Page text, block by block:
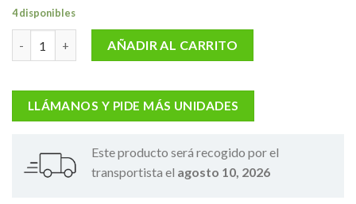
4 disponibles
Tapon sonda stand verde 52340 cantidad
AÑADIR AL CARRITO
LLÁMANOS Y PIDE MÁS UNIDADES
Este producto será recogido por el
transportista el agosto 10, 2026